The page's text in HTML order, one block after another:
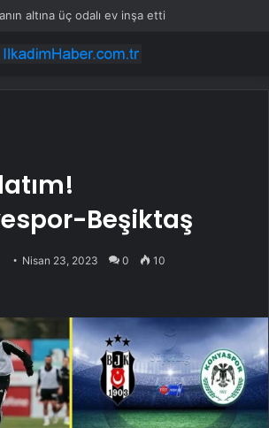
altına üç odalı ev inşa etti
Beşiktaş
Nisan 23, 2023 0 10